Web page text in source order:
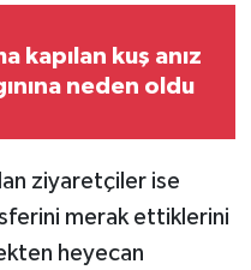
kapılan kuş anız
neden oldu
ziyaretçiler ise
merak ettiklerini
heyecan